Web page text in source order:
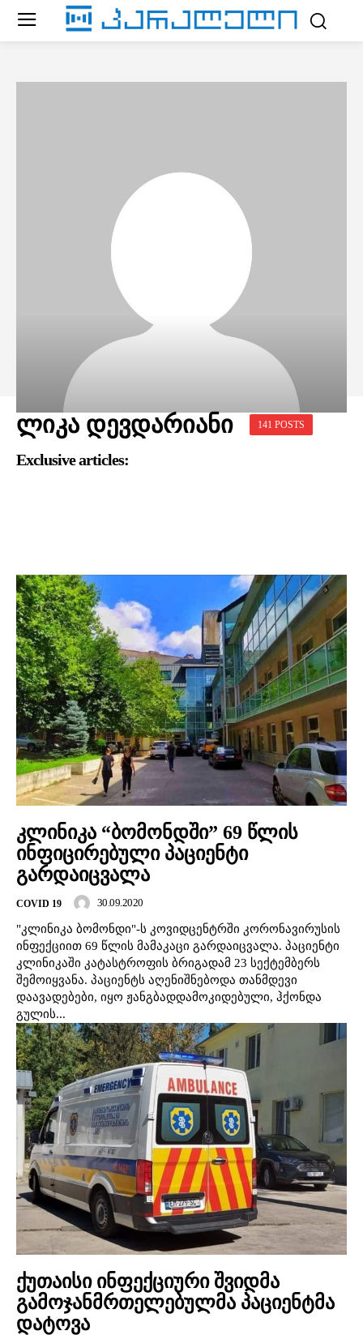
ლიკა დევდარიანი 141 POSTS
Exclusive articles:
კლინიკა “ბომონდში” 69 წლის
ინფიცირებული პაციენტი
გარდაიცვალა
COVID 19 30.09.2020
"კლინიკა ბომონდი"-ს კოვიდცენტრში კორონავირუსის
ინფექციით 69 წლის მამაკაცი გარდაიცვალა. პაციენტი
კლინიკაში კატასტროფის ბრიგადამ 23 სექტემბერს
შემოიყვანა. პაციენტს აღენიშნებოდა თანმდევი
დაავადებები, იყო ჟანგბადდამოკიდებული, ჰქონდა
გულის...
ქუთაისი ინფექციური შვიდმა
გამოჯანმრთელებულმა პაციენტმა
დატოვა